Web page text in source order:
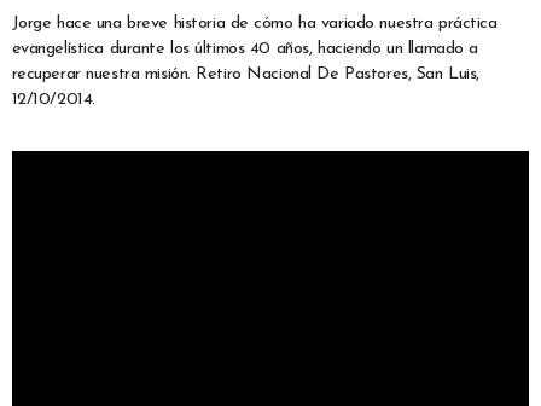
Jorge hace una breve historia de cómo ha variado nuestra práctica
evangelística durante los últimos 40 años, haciendo un llamado a
recuperar nuestra misión. Retiro Nacional De Pastores, San Luis,
12/10/2014.